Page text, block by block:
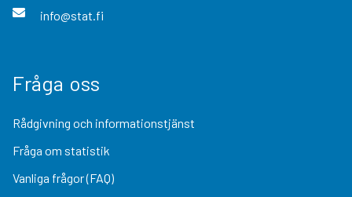
info@stat.fi
Fråga oss
Rådgivning och informationstjänst
Fråga om statistik
Vanliga frågor (FAQ)